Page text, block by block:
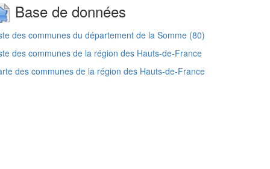
Base de données
des communes du département de la Somme (80)
des communes de la région des Hauts-de-France
des communes de la région des Hauts-de-France